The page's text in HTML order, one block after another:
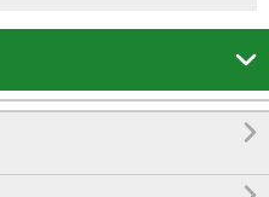

